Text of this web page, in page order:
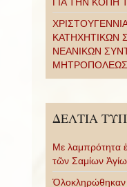
ΚΑΤΗΧΗΤΙΚΩΝ
ΝΕΑΝΙΚΩΝ
ΜΗΤΡΟΠΟΛΕΩΣ
ΔΕΛΤΙΑ
Με λαμπρότητα
τῶν Σαμίων
Ὁλοκληρώθηκαν